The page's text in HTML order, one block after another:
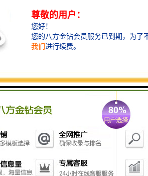
可校正布区之线纱或线弧
6控制面板
将所有电动调整功能集中于箱上方,
7展边器及布边
负责上针前布边的展开及布边追踪功能.
8箱及缩拉码上针喂布装置
10热风循环风箱
可调整布幅